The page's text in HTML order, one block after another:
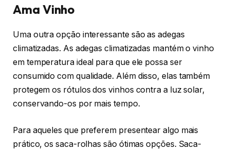
Ama Vinho
Uma outra opção interessante são as adegas
climatizadas. As adegas climatizadas mantém o vinho
em temperatura ideal para que ele possa ser
consumido com qualidade. Além disso, elas também
protegem os rótulos dos vinhos contra a luz solar,
conservando-os por mais tempo.
Para aqueles que preferem presentear algo mais
prático, os saca-rolhas são ótimas opções. Saca-